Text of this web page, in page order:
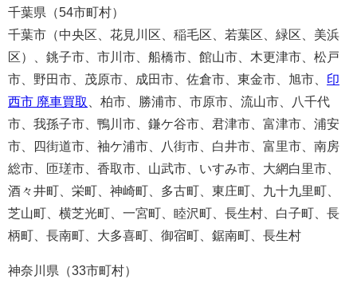
千葉県（54市町村）
千葉市（中央区、花見川区、稲毛区、若葉区、緑区、美浜
区）、銚子市、市川市、船橋市、館山市、木更津市、松戸
市、野田市、茂原市、成田市、佐倉市、東金市、旭市、 印
西市 廃車買取
、柏市、勝浦市、市原市、流山市、八千代
市、我孫子市、鴨川市、鎌ケ谷市、君津市、富津市、浦安
市、四街道市、袖ケ浦市、八街市、白井市、富里市、南房
総市、匝瑳市、香取市、山武市、いすみ市、大網白里市、
酒々井町、栄町、神崎町、多古町、東庄町、九十九里町、
芝山町、横芝光町、一宮町、睦沢町、長生村、白子町、長
柄町、長南町、大多喜町、御宿町、鋸南町、長生村
神奈川県（33市町村）